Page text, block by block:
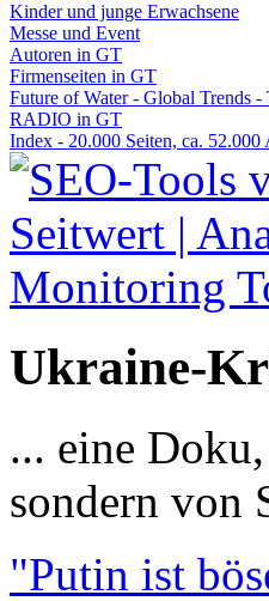
Kinder und junge Erwachsene
Messe und Event
Autoren in GT
Firmenseiten in GT
Future of Water - Global Trends
RADIO in GT
Index - 20.000 Seiten, ca.
Ukraine-
... eine
sondern von
"Putin ist